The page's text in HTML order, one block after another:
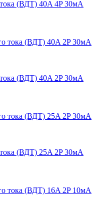
(ВДТ) 40A 4P 30мА
(ВДТ) 40A 2P 30мА
(ВДТ) 25A 2P 30мА